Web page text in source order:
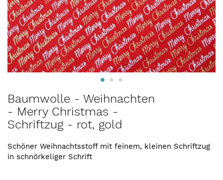
Anfang
der
Bildergalerie
Baumwolle - Weihnachten
- Merry Christmas -
Schriftzug - rot, gold
Schöner Weihnachtsstoff mit feinem, kleinen Schriftzug
in schnörkeliger Schrift